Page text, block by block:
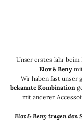
Unser erstes Jahr
Elov & Beny
Wir haben fast unser
bekannte Kombination
mit anderen
Elov & Beny tragen